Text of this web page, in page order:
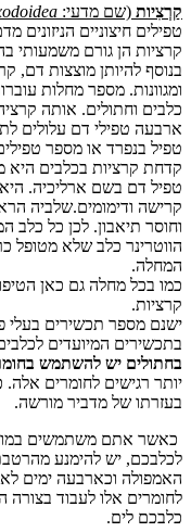
קַרְצִיות (שם מדעי:
טפילים חיצוניים הניזונים
קרציות הן גורם משמעותי
בנוסף להיותן מוצצות דם,
ומגוונות. מספר מחלות
כלבים וחתולים. אותה
ארבעה טפילי דם עלולים
טפיל בנפרד או מספר
קדחת קרציות בכלבים היא
טפיל דם בשם ארליכיה.
קרישה ודימומים.שלביה
וחוסר תיאבון. לכן כל כלב
הווטרינר כלב שלא מטופל
המחלה.
כמו בכל מחלה גם כאן
קרציות.
ישנם מספר תכשירים בעלי
בתכשירים המיועדים
בחתולים יש להשתמש
יותר רגישים לחומרים
בעזרתו של מדביר מורשה.
לכלבכם, יש להימנע
האמפולה וכארבעה ימים
לחומרים אלו לעבוד
כלבכם לים.